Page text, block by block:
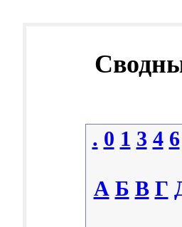
. 0 1 3 4 6
А Б В Г